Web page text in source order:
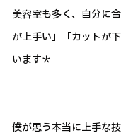
美容室も多く、自分に
が上手い」「カットが
います＊
僕が思う本当に上手な